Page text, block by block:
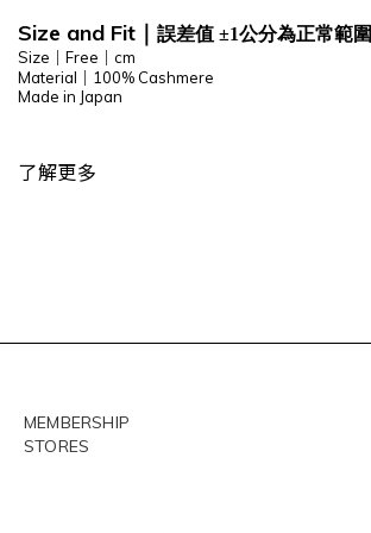
Size and Fit 誤差值 ±1公分為正常範圍
Size｜Free｜cm
Material｜100% Cashmere
Made in Japan
了解更多
MEMBERSHIP
STORES